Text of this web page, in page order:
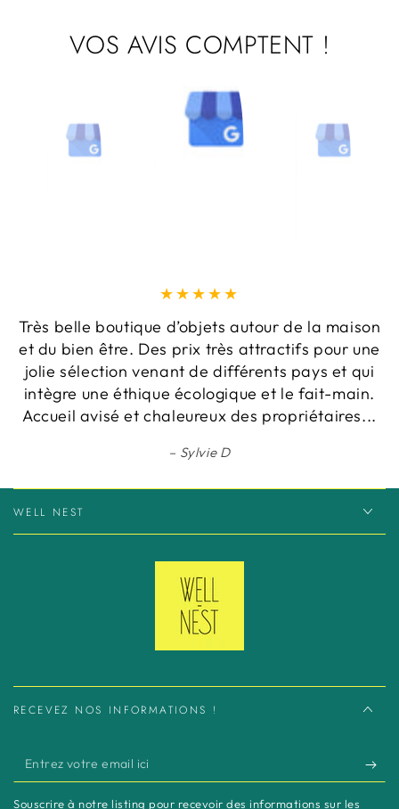
VOS AVIS COMPTENT !
Très belle boutique d’objets autour de la maison
et du bien être. Des prix très attractifs pour une
jolie sélection venant de différents pays et qui
intègre une éthique écologique et le fait-main.
Accueil avisé et chaleureux des propriétaires...
Sylvie D
WELL NEST
RECEVEZ NOS INFORMATIONS !
Entrez
votre
Souscrire à notre listing pour recevoir des informations sur les